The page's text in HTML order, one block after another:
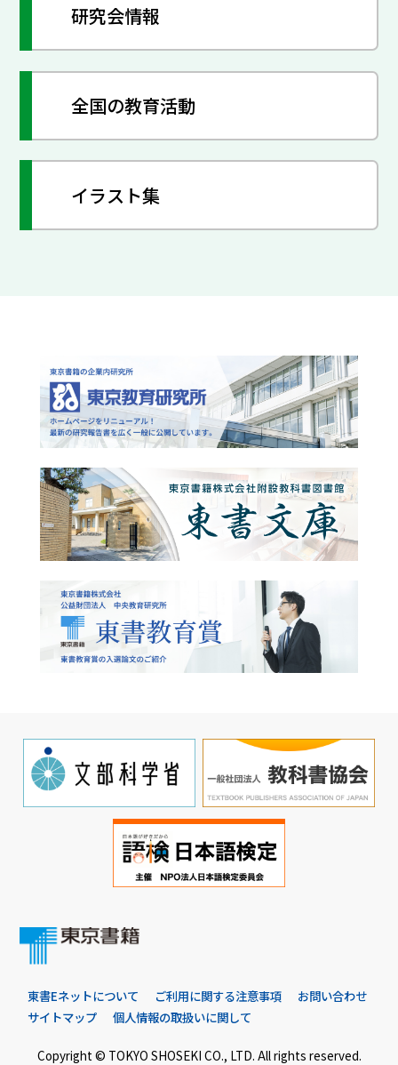
研究会情報
全国の教育活動
イラスト集
東書Eネットについて ご利用に関する注意事項
お問い合わせ
サイトマップ
個人情報の取扱いに関して
Copyright © TOKYO SHOSEKI CO., LTD. All rights reserved.